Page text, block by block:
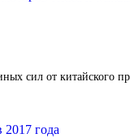
сил от китайского